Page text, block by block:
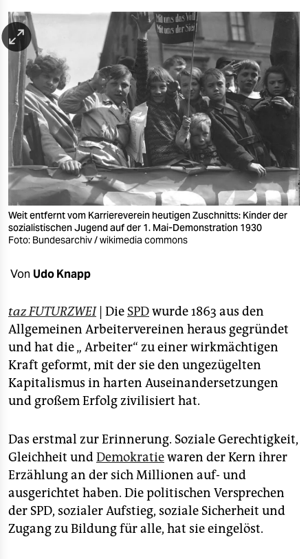
nord
wahrheit
verlag
verlag
veranstaltungen
shop
fragen & hilfe
unterstützen
abo
genossenschaft
Weit entfernt vom Karriereverein heutigen Zuschnitts: Kinder der
sozialistischen Jugend auf der 1. Mai-Demonstration 1930
Foto: Bundesarchiv / wikimedia commons
Von Udo Knapp
taz FUTURZWEI| Die SPDwurde 1863 aus den
Allgemeinen Arbeitervereinen heraus gegründet
und hat die „ Arbeiter“ zu einer wirkmächtigen
Kraft geformt, mit der sie den ungezügelten
Kapitalismus in harten Auseinandersetzungen
und großem Erfolg zivilisiert hat.
Das erstmal zur Erinnerung. Soziale Gerechtigkeit,
Gleichheit undDemokratiewaren der Kern ihrer
Erzählung an der sich Millionen auf- und
ausgerichtet haben. Die politischen Versprechen
der SPD, sozialer Aufstieg, soziale Sicherheit und
Zugang zu Bildung für alle, hat sie eingelöst.